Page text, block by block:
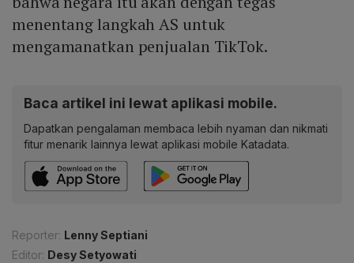
menentang langkah AS untuk
mengamanatkan penjualan TikTok.
Baca artikel ini lewat aplikasi mobile.
Dapatkan pengalaman membaca lebih nyaman dan nikmati
fitur menarik lainnya lewat aplikasi mobile Katadata.
Reporter: Lenny Septiani
Editor: Desy Setyowati